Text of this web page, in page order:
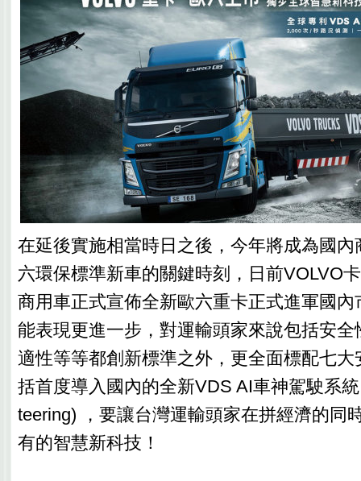
在延後實施相當時日之後，今年將成為國
六環保標準新車的關鍵時刻，日前VOLVO
商用車正式宣佈全新歐六重卡正式進軍國
能表現更進一步，對運輸頭家來說包括安
適性等等都創新標準之外，更全面標配七
括首度導入國內的全新VDS AI車神駕駛系
teering) ，要讓台灣運輸頭家在拼經濟的同
有的智慧新科技！